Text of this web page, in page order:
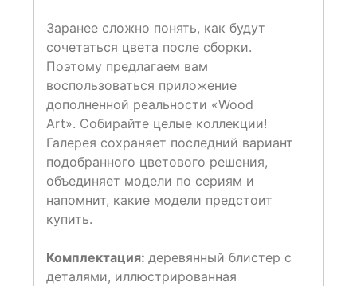
Заранее сложно понять, как будут
сочетаться цвета после сборки.
Поэтому предлагаем вам
воспользоваться приложение
дополненной реальности «Wood
Art». Собирайте целые коллекции!
Галерея сохраняет последний вариант
подобранного цветового решения,
объединяет модели по сериям и
напомнит, какие модели предстоит
купить.
Комплектация: деревянный блистер с
деталями, иллюстрированная